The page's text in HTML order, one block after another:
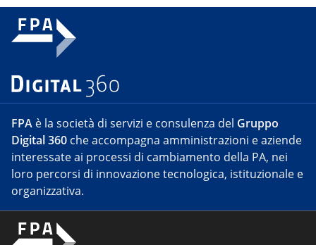
FPA è la società di servizi e consulenza del Gruppo
Digital 360 che accompagna amministrazioni e aziende
interessate ai processi di cambiamento della PA, nei
loro percorsi di innovazione tecnologica, istituzionale e
organizzativa.